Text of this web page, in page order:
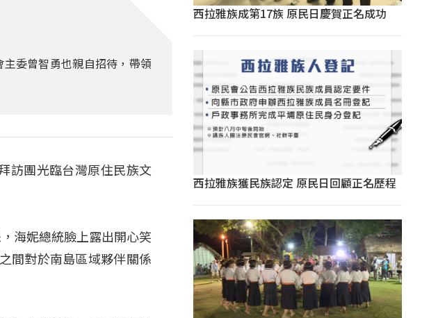
委曾智勇也親自招待，帶領
訪團光臨台灣原住民族文
海妮總統臉上露出開心笑
間對於南島區域夥伴關係
西拉雅族成第17族 原民日慶賀正名成功
西拉雅族獲民族認定 原民日回顧正名歷程